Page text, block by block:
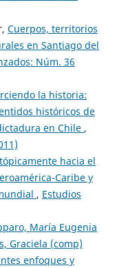
Cuerpos, territorios
en Santiago del
Núm. 36
la historia:
históricos de
en Chile ,
hacia el
Caribe y
, Estudios
María Eugenia
Graciela (comp)
enfoques y